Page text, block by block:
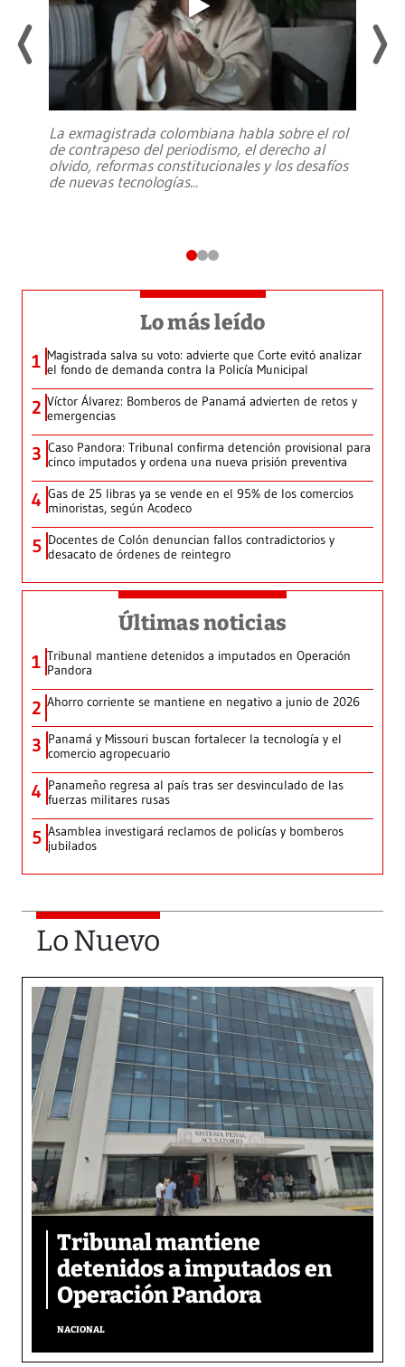
La exmagistrada colombiana habla sobre el rol
de contrapeso del periodismo, el derecho al
olvido, reformas constitucionales y los desafíos
de nuevas tecnologías...
Lo más leído
1 Magistrada salva su voto: advierte que Corte evitó analizar
el fondo de demanda contra la Policía Municipal
2 Víctor Álvarez: Bomberos de Panamá advierten de retos y
emergencias
3 Caso Pandora: Tribunal confirma detención provisional para
cinco imputados y ordena una nueva prisión preventiva
4 Gas de 25 libras ya se vende en el 95% de los comercios
minoristas, según Acodeco
5 Docentes de Colón denuncian fallos contradictorios y
desacato de órdenes de reintegro
Últimas noticias
1 Tribunal mantiene detenidos a imputados en Operación
Pandora
2 Ahorro corriente se mantiene en negativo a junio de 2026
3 Panamá y Missouri buscan fortalecer la tecnología y el
comercio agropecuario
4 Panameño regresa al país tras ser desvinculado de las
fuerzas militares rusas
5 Asamblea investigará reclamos de policías y bomberos
jubilados
Lo Nuevo
Tribunal mantiene
detenidos a imputados en
Operación Pandora
NACIONAL